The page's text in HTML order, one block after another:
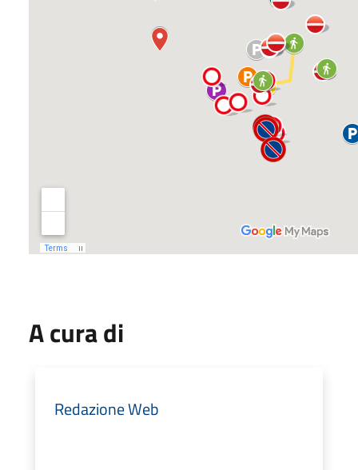
A cura di
Redazione Web